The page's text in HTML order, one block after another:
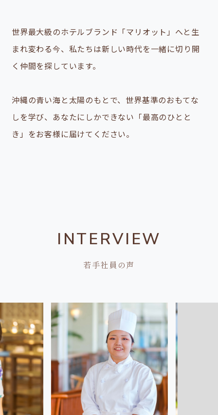
世界最大級のホテルブランド「マリオット」へと生
まれ変わる今、 私たちは新しい時代を一緒に切り開
く仲間を探しています。
沖縄の青い海と太陽のもとで、世界基準のおもてな
しを学び、 あなたにしかできない「最高のひとと
き」をお客様に届けてください。
INTERVIEW
若手社員の声